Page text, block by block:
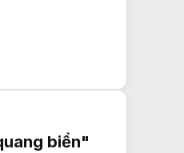
biển"